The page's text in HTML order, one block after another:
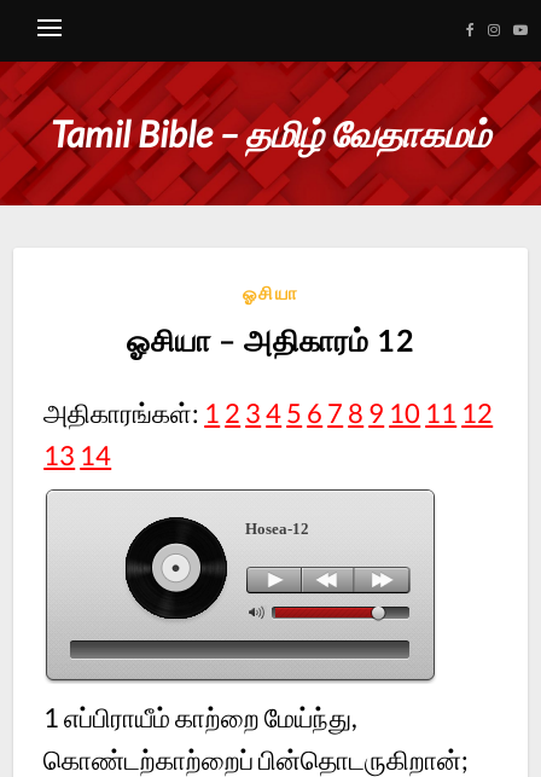
Tamil Bible – தமிழ் வேதாகமம்
ஓசியா
ஓசியா – அதிகாரம் 12
அதிகாரங்கள்: 1 2 345 6 7 8 9 10 11 12
13 14
Hosea-12
1எப்பிராயீம் காற்றை மேய்ந்து,
கொண்டற்காற்றைப் பின்தொடருகிறான்;